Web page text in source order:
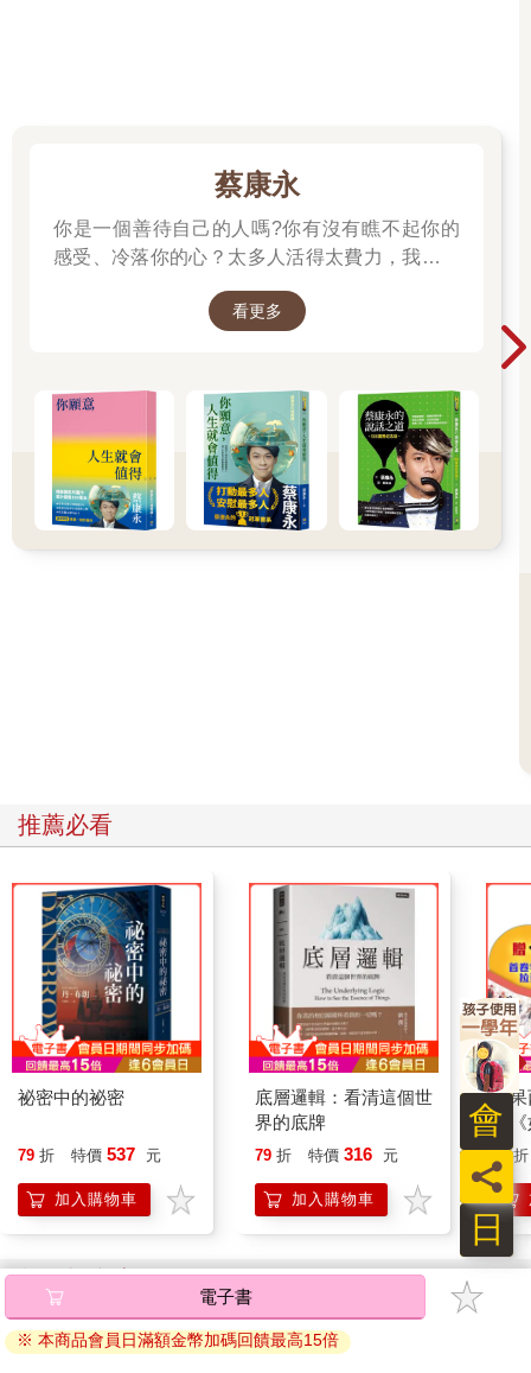
「無」都有關係。憤世嫉俗其實正是無力、無感、無意、無我與
無言的複合感受。所以，在本書即將來到尾聲之前，用「無夢」
這個狀態來做為收尾，或許是不錯的安排。
【左腦解方】
在心理系的課程中，我學到了一個十分受用的概念，稱為「自我
「自我設限」意指，人們會在有意無意中，做出（潛在）破壞自
己成功機會的行為。好比說，明天就是期中考了，但我們會刻意
選在考前的晚上和朋友出去狂歡。為什麼呢？因為這麼做，面對
可能發生的「失敗」——也就是搞砸期中考——我們就有了「現
成」的藉口可以使用，我可以光明正大的說：「唉呀！是因為我
其實不是「很舒服」，但與「做夢需要付出的代價」相比，卻也
可以說是「不舒服地讓人很舒服」了。
從「無夢」到「有夢」，要能再次找回做夢的能力，關鍵的第一
步是：「承認。」（acknowledge）承認自己的無力、無感、無
意、無我與無言，這些「無」是為了自我保護。捨棄那些重要的
什麼，好讓自己的內在可以少受到一點衝擊。不管這些衝擊是源
自於「現實就是這麼讓人無能為力」，還是「其實現階段的我就
是做不到」等等。
除了承認我們有這些「無」的感受之外，我們還得練習承認，這
些「無」背後的成因之中很大一部分，其實跟自己有關。當我們
承認這樣的現況時，我們就可以不用再期待他人來拯救自己，幫
助自己變得有力、有言、有夢。
在心理萎靡的狀態下，許多人會把決策權交給他人，心中期待著
他人來做些什麼、來解救自己、來改變現況。承認就是一種清楚
的看見，並且試著勇敢地把選擇權還給自己。其實，我就是那一
個可以做出改變的人。在「做自己」的章節曾提到，這就是負
責。「正視自己其實握有責任」這個事實，雖然有點沉重，卻是
我們找回力氣的良方。
蔡康永
你是一個善待自己的人嗎?你有沒有瞧不起你的
感受、冷落你的心？太多人活得太費力，我想為
舒服、也更滿足的方法。所以我寫了這本書。
看更多
推薦必看
祕密中的祕密
79 折 特價 537 元
加入購物車
底層邏輯：看清這個世
界的底牌
79 折 特價 316 元
加入購物車
如
：
喵
【
79 折
您可能會喜歡
電子書
※ 本商品會員日滿額金幣加碼回饋最高15倍
日
員
會